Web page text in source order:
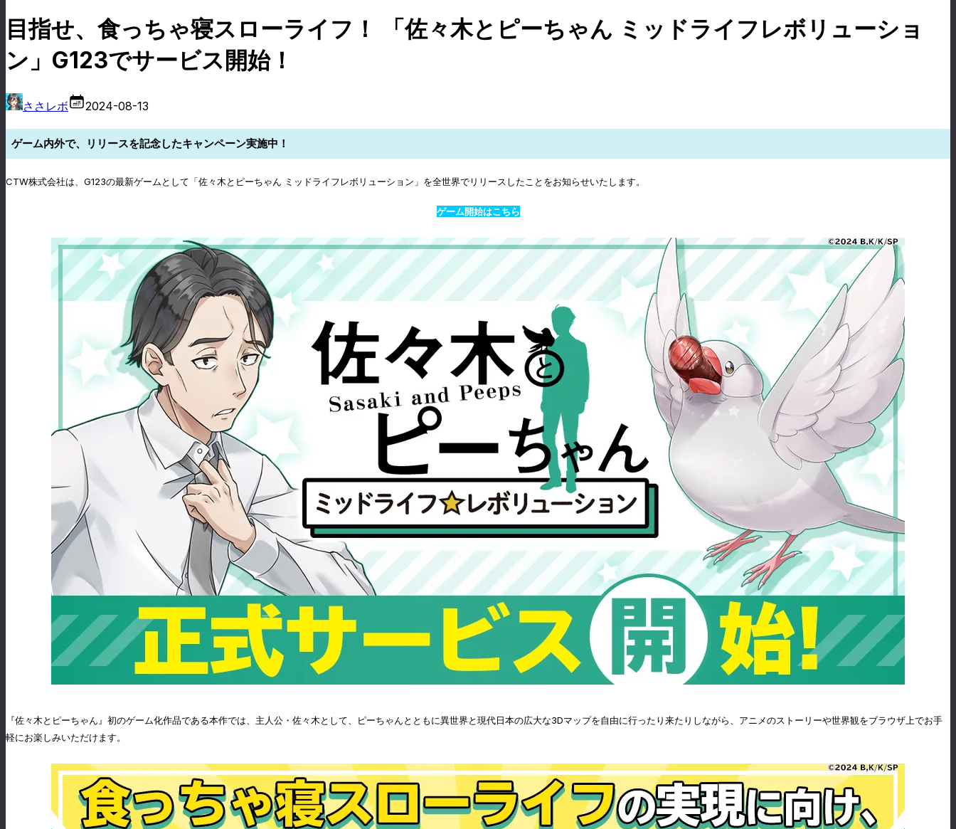
目指せ、食っちゃ寝スローライフ！ 「佐々木とピーちゃん ミッドライフレボリューショ
ン」G123でサービス開始！
ささレボ 2024-08-13
ゲーム内外で、リリースを記念したキャンペーン実施中！
CTW株式会社は、G123の最新ゲームとして「佐々木とピーちゃん ミッドライフレボリューション」を全世界でリリースしたことをお知らせいたします。
ゲーム開始はこちら
『佐々木とピーちゃん』初のゲーム化作品である本作では、主人公・佐々木として、ピーちゃんとともに異世界と現代日本の広大な3Dマップを自由に行ったり来たりしながら、アニメのストーリーや世界観をブラウザ上でお手
軽にお楽しみいただけます。